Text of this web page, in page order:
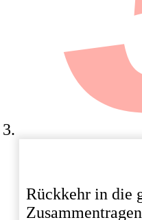
Rückkehr in die